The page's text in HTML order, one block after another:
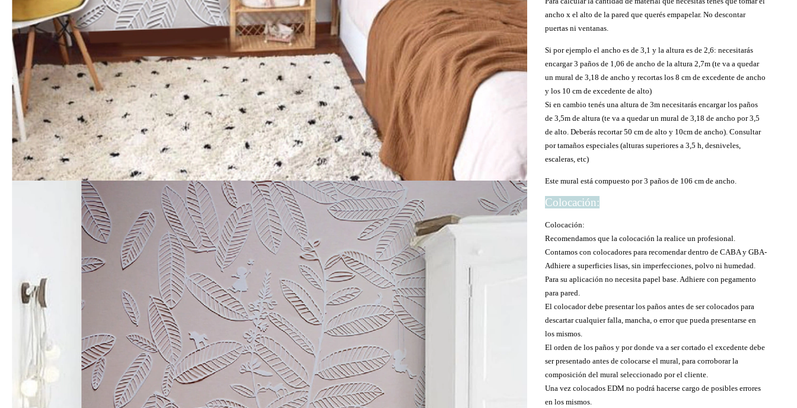
ancho x el alto de la pared que querés empapelar. No descontar
puertas ni ventanas.
Si por ejemplo el ancho es de 3,1 y la altura es de 2,6: necesitarás
encargar 3 paños de 1,06 de ancho de la altura 2,7m (te va a quedar
un mural de 3,18 de ancho y recortas los 8 cm de excedente de ancho
y los 10 cm de excedente de alto)
Si en cambio tenés una altura de 3m necesitarás encargar los paños
de 3,5m de altura (te va a quedar un mural de 3,18 de ancho por 3,5
de alto. Deberás recortar 50 cm de alto y 10cm de ancho). Consultar
por tamaños especiales (alturas superiores a 3,5 h, desniveles,
escaleras, etc)
Este mural está compuesto por 3 paños de 106 cm de ancho.
Colocación:
Colocación:
Recomendamos que la colocación la realice un profesional.
Contamos con colocadores para recomendar dentro de CABA y GBA-
Adhiere a superficies lisas, sin imperfecciones, polvo ni humedad.
Para su aplicación no necesita papel base. Adhiere con pegamento
para pared.
El colocador debe presentar los paños antes de ser colocados para
descartar cualquier falla, mancha, o error que pueda presentarse en
los mismos.
El orden de los paños y por donde va a ser cortado el excedente debe
ser presentado antes de colocarse el mural, para corroborar la
composición del mural seleccionado por el cliente.
Una vez colocados EDM no podrá hacerse cargo de posibles errores
en los mismos.